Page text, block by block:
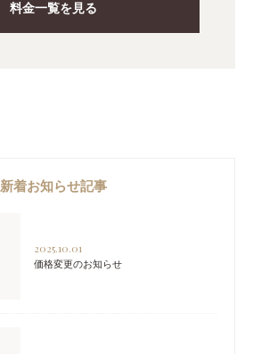
料金一覧を見る
新着お知らせ記事
2025.10.01
価格変更のお知らせ